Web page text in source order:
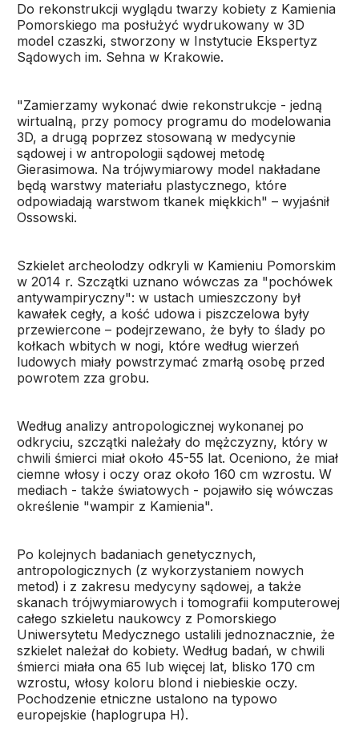
Do rekonstrukcji wyglądu twarzy kobiety z Kamienia
Pomorskiego ma posłużyć wydrukowany w 3D
model czaszki, stworzony w Instytucie Ekspertyz
Sądowych im. Sehna w Krakowie.
"Zamierzamy wykonać dwie rekonstrukcje - jedną
wirtualną, przy pomocy programu do modelowania
3D, a drugą poprzez stosowaną w medycynie
sądowej i w antropologii sądowej metodę
Gierasimowa. Na trójwymiarowy model nakładane
będą warstwy materiału plastycznego, które
odpowiadają warstwom tkanek miękkich" – wyjaśnił
Ossowski.
Szkielet archeolodzy odkryli w Kamieniu Pomorskim
w 2014 r. Szczątki uznano wówczas za "pochówek
antywampiryczny": w ustach umieszczony był
kawałek cegły, a kość udowa i piszczelowa były
przewiercone – podejrzewano, że były to ślady po
kołkach wbitych w nogi, które według wierzeń
ludowych miały powstrzymać zmarłą osobę przed
powrotem zza grobu.
Według analizy antropologicznej wykonanej po
odkryciu, szczątki należały do mężczyzny, który w
chwili śmierci miał około 45-55 lat. Oceniono, że miał
ciemne włosy i oczy oraz około 160 cm wzrostu. W
mediach - także światowych - pojawiło się wówczas
określenie "wampir z Kamienia".
Po kolejnych badaniach genetycznych,
antropologicznych (z wykorzystaniem nowych
metod) i z zakresu medycyny sądowej, a także
skanach trójwymiarowych i tomografii komputerowej
całego szkieletu naukowcy z Pomorskiego
Uniwersytetu Medycznego ustalili jednoznacznie, że
szkielet należał do kobiety. Według badań, w chwili
śmierci miała ona 65 lub więcej lat, blisko 170 cm
wzrostu, włosy koloru blond i niebieskie oczy.
Pochodzenie etniczne ustalono na typowo
europejskie (haplogrupa H).